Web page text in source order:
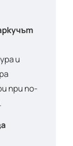
и
при по-